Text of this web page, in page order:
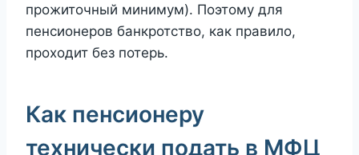
прожиточный минимум). Поэтому для
пенсионеров банкротство, как правило,
проходит без потерь.
Как пенсионеру
технически подать в МФЦ